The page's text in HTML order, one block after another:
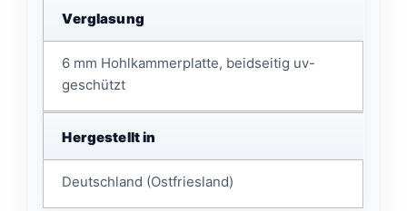
Verglasung
6 mm Hohlkammerplatte, beidseitig uv-
geschützt
Hergestellt in
Deutschland (Ostfriesland)